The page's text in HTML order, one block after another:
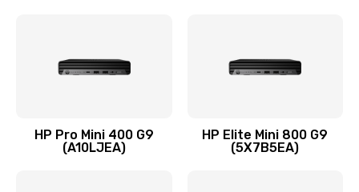
HP Pro Mini 400 G9
(A10LJEA)
HP Elite Mini 800 G9
(5X7B5EA)